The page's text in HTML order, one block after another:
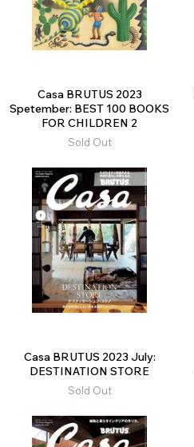
Casa BRUTUS 2023
Spetember: BEST 100 BOOKS
FOR CHILDREN 2
Sold Out
Casa BRUTUS 2023 July:
DESTINATION STORE
Sold Out